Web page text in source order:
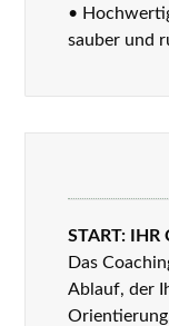
•
sauber und
START: IHR
Das
Ablauf, der